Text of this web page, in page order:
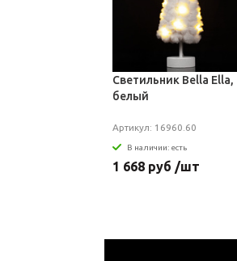
Светильник Bella Ella,
белый
Артикул: 16960.60
В наличии: есть
1 668 руб /шт